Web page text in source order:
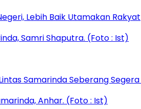
Lebih Baik Utamakan Rakyat
Samarinda Seberang